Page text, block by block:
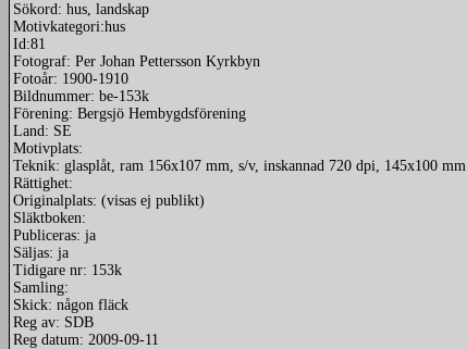
Sökord: hus, landskap
Motivkategori:hus
Id:81
Fotograf: Per Johan Pettersson Kyrkbyn
Fotoår: 1900-1910
Bildnummer: be-153k
Förening: Bergsjö Hembygdsförening
Land: SE
Motivplats:
Teknik: glasplåt, ram 156x107 mm, s/v, inskannad 720 dpi, 145x100 mm
Rättighet:
Originalplats: (visas ej publikt)
Släktboken:
Publiceras: ja
Säljas: ja
Tidigare nr: 153k
Samling:
Skick: någon fläck
Reg av: SDB
Reg datum: 2009-09-11